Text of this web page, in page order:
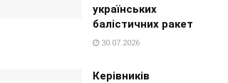
українських
балістичних ракет
30.07.2026
Керівників